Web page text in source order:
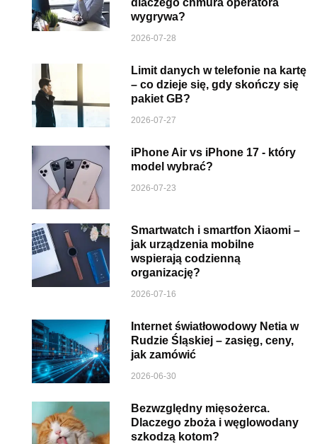
dlaczego chmura operatora
wygrywa?
2026-07-28
Limit danych w telefonie na kartę
– co dzieje się, gdy skończy się
pakiet GB?
2026-07-27
iPhone Air vs iPhone 17 - który
model wybrać?
2026-07-23
Smartwatch i smartfon Xiaomi –
jak urządzenia mobilne
wspierają codzienną
organizację?
2026-07-16
Internet światłowodowy Netia w
Rudzie Śląskiej – zasięg, ceny,
jak zamówić
2026-06-30
Bezwzględny mięsożerca.
Dlaczego zboża i węglowodany
szkodzą kotom?